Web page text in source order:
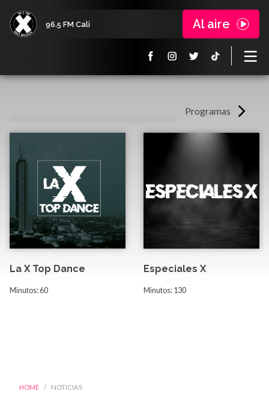
96.5 FM Cali Al aire
Programas
La X Top Dance
Minutos: 60
Especiales X
Minutos: 130
HOME NOTICIAS